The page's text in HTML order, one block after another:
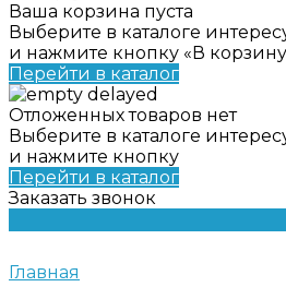
Ваша корзина пуста
Выберите в каталоге
и нажмите кнопку «В
Перейти в каталог
Отложенных товаров нет
Выберите в каталоге
и нажмите кнопку
Перейти в каталог
Заказать звонок
Главная